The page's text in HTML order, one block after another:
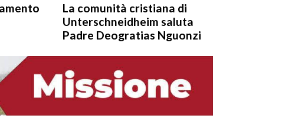
La comunità cristiana di
Unterschneidheim saluta
Padre Deogratias Nguonzi